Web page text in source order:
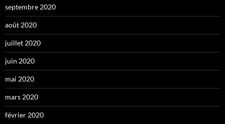
septembre 2020
août 2020
juillet 2020
juin 2020
mai 2020
mars 2020
février 2020